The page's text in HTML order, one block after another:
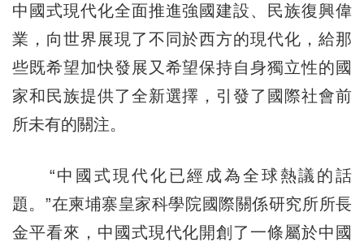
中國式現代化全面推進強國建設、民族復興偉
業，向世界展現了不同於西方的現代化，給那
些既希望加快發展又希望保持自身獨立性的國
家和民族提供了全新選擇，引發了國際社會前
所未有的關注。
“中國式現代化已經成為全球熱議的話
題。”在柬埔寨皇家科學院國際關係研究所所長
金平看來，中國式現代化開創了一條屬於中國